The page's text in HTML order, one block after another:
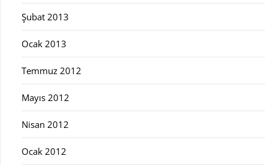
Şubat 2013
Ocak 2013
Temmuz 2012
Mayıs 2012
Nisan 2012
Ocak 2012